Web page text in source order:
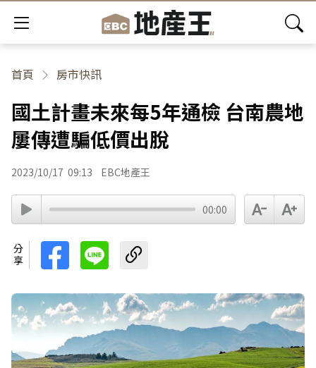
首頁 房市快訊
國土計畫未來每5年通檢 台南農地
屢傳遭騙低價出脫
2023/10/17 09:13 EBC地產王
00:00
分享